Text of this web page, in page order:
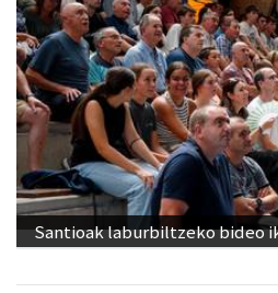
Santioak laburbiltzeko bideo